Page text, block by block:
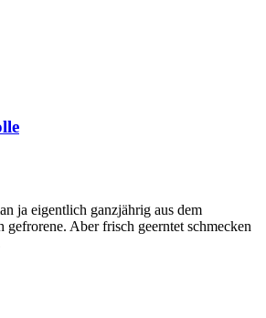
ja eigentlich ganzjährig aus dem
gefrorene. Aber frisch geerntet schmecken